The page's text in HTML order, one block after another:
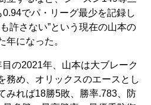
でパ・リーグ最少を記録し
許さない”という現在の山本の
年になった。
の2021年、山本は大ブレーク
務め、オリックスのエースとし
みれば18勝5敗、勝率.783、防